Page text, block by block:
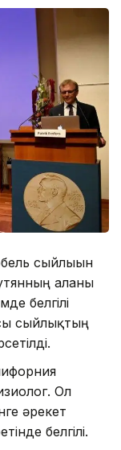
сыйлығын
алғаны
белгілі
сыйлықтың
Ол
әрекет
белгілі.